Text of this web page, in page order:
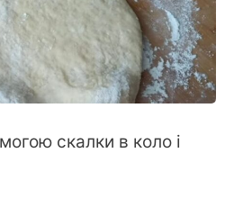
скалки в коло і